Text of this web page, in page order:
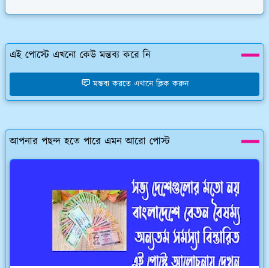
এই পোস্টে এখনো কেউ মন্তব্য করে নি
মন্তব্য করতে এখানে ক্লিক করুন
আপনার পছন্দ হতে পারে এমন আরো পোস্ট